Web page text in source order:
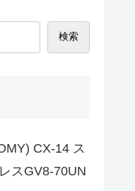
検索
CX-14 ス
スGV8-70UN